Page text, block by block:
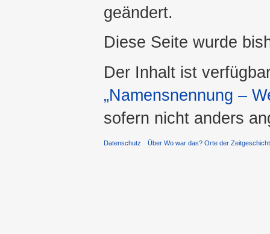
geändert.
Diese Seite wurde
Der Inhalt ist
„Namensnennung –
sofern nicht anders
Datenschutz Über Wo war das? Orte der